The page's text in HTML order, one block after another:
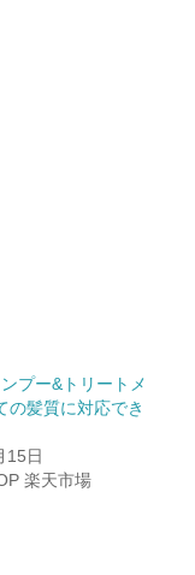
プー&トリートメ
の髪質に対応でき
15日
楽天市場